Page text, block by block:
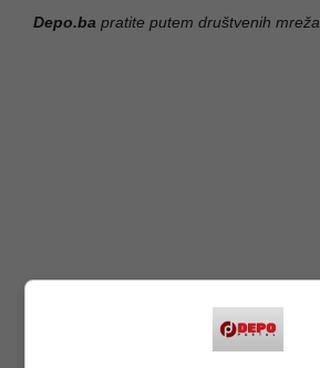
Depo.ba pratite putem društvenih mreža